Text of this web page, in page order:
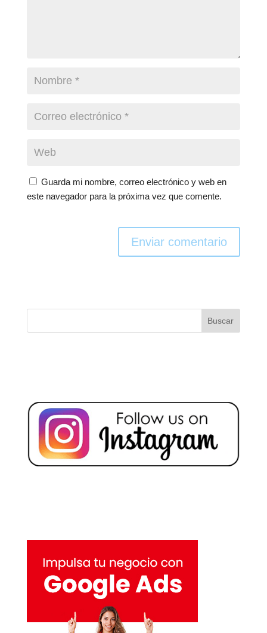
Guarda mi nombre, correo electrónico y web en
este navegador para la próxima vez que comente.
Enviar comentario